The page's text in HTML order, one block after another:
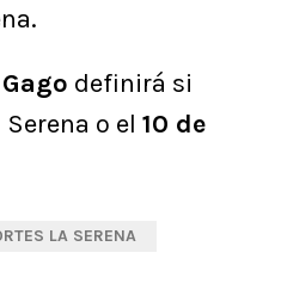
definirá si
o el 10 de
LA SERENA